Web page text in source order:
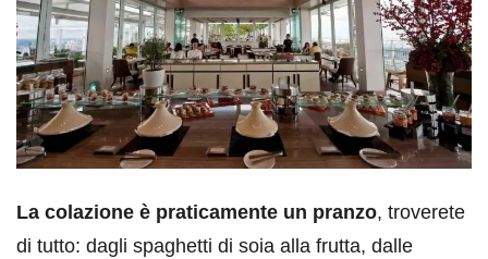
La colazione è praticamente un pranzo, troverete
di tutto: dagli spaghetti di soia alla frutta, dalle